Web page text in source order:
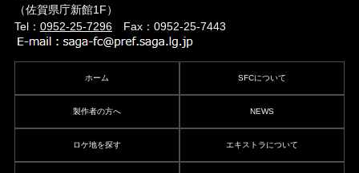
（佐賀県庁新館1F）
Tel： 0952-25-7296Fax：0952-25-7443
ホーム SFCについて
製作者の方へ NEWS
ロケ地を探す エキストラについて